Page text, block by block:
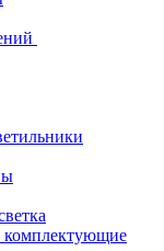
комплектующие